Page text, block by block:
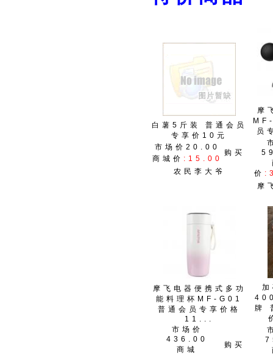
白薯5斤装 普通会员
专享价10元
市场价20.00
购买
商城价 :15.00
农民李大爷
摩
员
价
摩
摩飞电器便携式多功
能料理杯MF-G01
普通会员专享价格
11...
市场价
436.00
购买
商城
牌